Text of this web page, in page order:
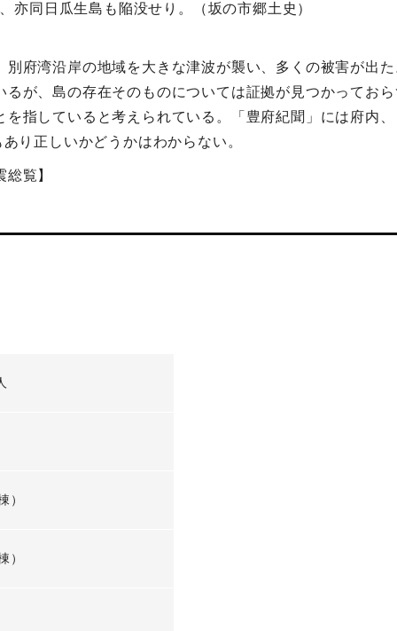
亦同日瓜生島も陥没せり。（坂の市郷土史）
府湾沿岸の地域を大きな津波が襲い、多くの被害が出
るが、島の存在そのものについては証拠が見つかってお
指していると考えられている。「豊府紀聞」には府内
り正しいかどうかはわからない。
覧】
）
）